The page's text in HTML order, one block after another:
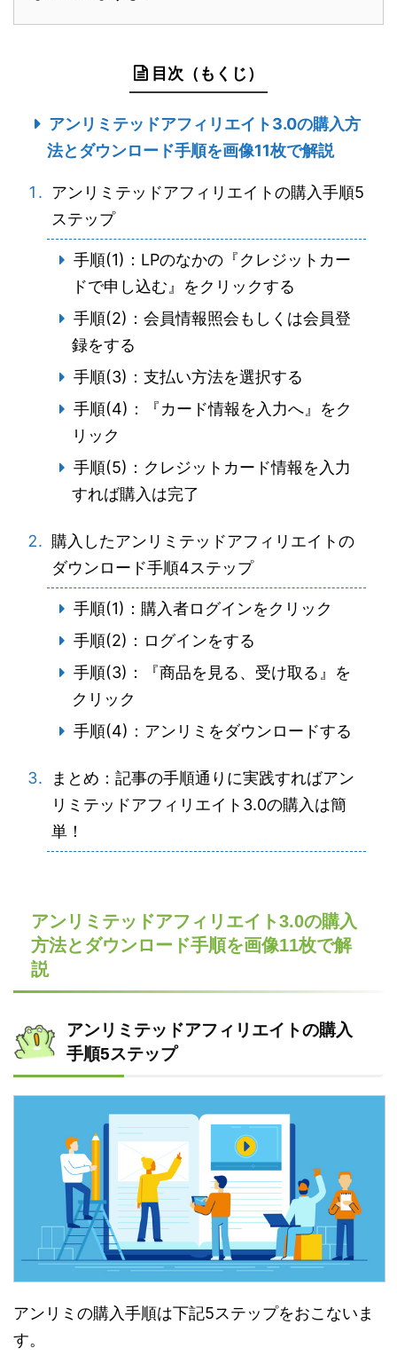
目次（もくじ）
アンリミテッドアフィリエイト3.0の購入方
法とダウンロード手順を画像11枚で解説
アンリミテッドアフィリエイトの購入手順5
ステップ
手順(1)：LPのなかの『クレジットカー
ドで申し込む』をクリックする
手順(2)：会員情報照会もしくは会員登
録をする
手順(3)：支払い方法を選択する
手順(4)：『カード情報を入力へ』をク
リック
手順(5)：クレジットカード情報を入力
すれば購入は完了
購入したアンリミテッドアフィリエイトの
ダウンロード手順4ステップ
手順(1)：購入者ログインをクリック
手順(2)：ログインをする
手順(3)：『商品を見る、受け取る』を
クリック
手順(4)：アンリミをダウンロードする
まとめ：記事の手順通りに実践すればアン
リミテッドアフィリエイト3.0の購入は簡
単！
アンリミテッドアフィリエイト3.0の購入
方法とダウンロード手順を画像11枚で解
説
アンリミテッドアフィリエイトの購入
手順5ステップ
アンリミの購入手順は下記5ステップをおこないま
す。